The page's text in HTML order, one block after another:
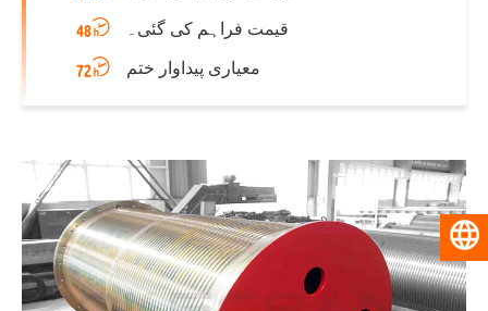
قیمت فراہم کی گئی۔
معیاری پیداوار ختم
اردو